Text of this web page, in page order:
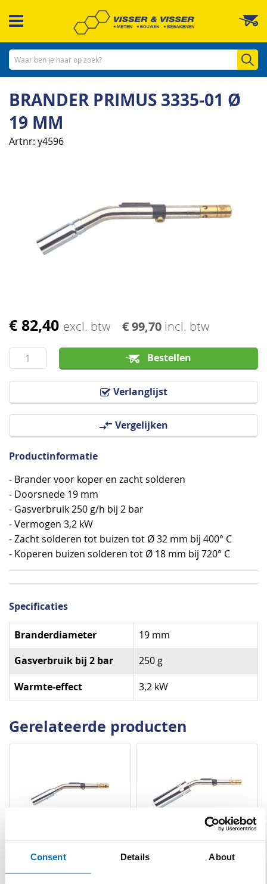
Consent Details About
naar
inhoud
BRANDER PRIMUS 3335-01 Ø
19 MM
Artnr y4596
€ 82,40 excl. btw € 99,70 incl. btw
Bestellen
Verlanglijst
Vergelijken
afbeeldingen-
Ga
het
begin
van
Productinformatie
- Brander voor koper en zacht solderen
- Doorsnede 19 mm
- Gasverbruik 250 g/h bij 2 bar
- Vermogen 3,2 kW
- Zacht solderen tot buizen tot Ø 32 mm bij 400° C
- Koperen buizen solderen tot Ø 18 mm bij 720° C
Specificaties
Specificaties
Branderdiameter 19 mm
Gasverbruik bij 2 bar 250 g
Warmte-effect 3,2 kW
Gerelateerde producten
Brander Primus 3336-01 Ø
25 mm
Brander Primus 3334-01 Ø